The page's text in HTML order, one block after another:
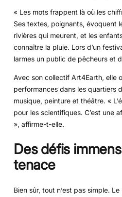
« Les mots frappent là où les
Ses textes, poignants, évoquent
rivières qui meurent, et les
connaître la pluie. Lors d’un
larmes un public de pêcheurs et
Avec son collectif Art4Earth, elle
performances dans les quartiers
musique, peinture et théâtre. «
pour les scientifiques. C’est une
», affirme-t-elle.
Des défis
tenace
Bien sûr, tout n’est pas simple.